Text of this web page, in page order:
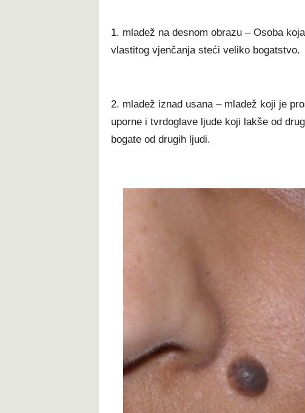
1. mladež na desnom obrazu – Osoba
vlastitog vjenčanja steći veliko bogatstvo.
2. mladež iznad usana – mladež koji je
uporne i tvrdoglave ljude koji lakše od
bogate od drugih ljudi.